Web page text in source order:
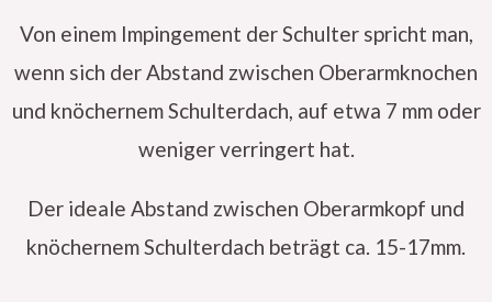
Von einem Impingement der Schulter spricht man,
wenn sich der Abstand zwischen Oberarmknochen
und knöchernem Schulterdach, auf etwa 7 mm oder
weniger verringert hat.
Der ideale Abstand zwischen Oberarmkopf und
knöchernem Schulterdach beträgt ca. 15-17mm.